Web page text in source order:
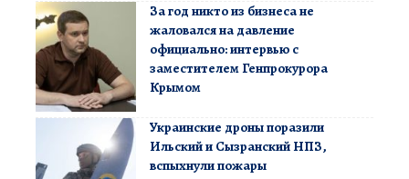
За год никто из бизнеса не
жаловался на давление
официально: интервью с
заместителем Генпрокурора
Крымом
Украинские дроны поразили
Ильский и Сызранский НПЗ,
вспыхнули пожары